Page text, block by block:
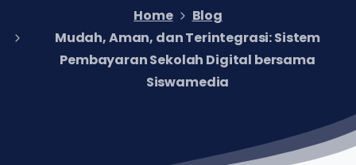
Home
Blog
Mudah, Aman, dan Terintegrasi: Sistem
Pembayaran Sekolah Digital bersama
Siswamedia